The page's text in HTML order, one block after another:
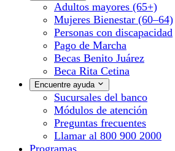
Adultos mayores (65+)
Mujeres Bienestar (60–64)
Personas con discapacidad
Pago de Marcha
Becas Benito Juárez
Beca Rita Cetina
Encuentre ayuda
Sucursales del banco
Módulos de atención
Preguntas frecuentes
Llamar al 800 900 2000
Programas